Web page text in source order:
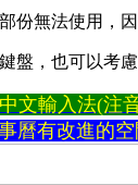
份無法使用，因
盤，也可以考慮
文輸入法(注
曆有改進的空